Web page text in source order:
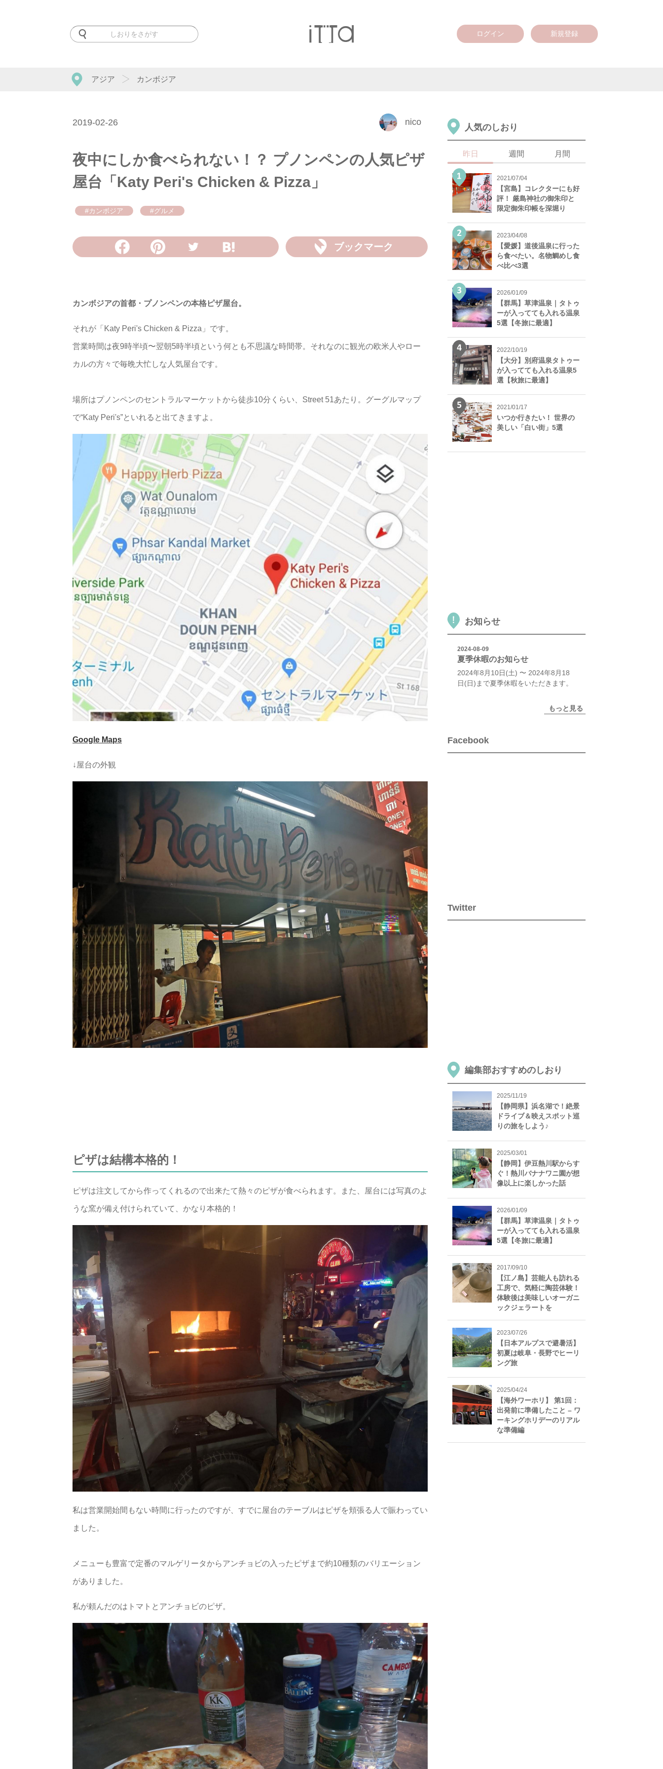
ログイン 新規登録
アジア カンボジア
2019-02-26 nico
夜中にしか食べられない！？ プノンペンの人気ピザ
屋台「Katy Peri's Chicken & Pizza」
#カンボジア #グルメ
ブックマーク
カンボジアの首都・プノンペンの本格ピザ屋台。
それが「Katy Peri's Chicken & Pizza」です。
営業時間は夜9時半頃〜翌朝5時半頃という何とも不思議な時間帯。それなのに観光の欧米人やロー
カルの方々で毎晩大忙しな人気屋台です。
場所はプノンペンのセントラルマーケットから徒歩10分くらい、Street 51あたり。グーグルマップ
で“Katy Peri's”といれると出てきますよ。
Google Maps
↓屋台の外観
ピザは結構本格的！
ピザは注文してから作ってくれるので出来たて熱々のピザが食べられます。また、屋台には写真のよ
うな窯が備え付けられていて、かなり本格的！
私は営業開始間もない時間に行ったのですが、すでに屋台のテーブルはピザを頬張る人で賑わってい
ました。
メニューも豊富で定番のマルゲリータからアンチョビの入ったピザまで約10種類のバリエーション
がありました。
私が頼んだのはトマトとアンチョビのピザ。
人気のしおり
昨日 週間 月間
2021/07/04
【宮島】コレクターにも好
評！ 厳島神社の御朱印と
限定御朱印帳を深堀り
2023/04/08
【愛媛】道後温泉に行った
ら食べたい。名物鯛めし食
べ比べ3選
2026/01/09
【群馬】草津温泉｜タトゥ
ーが入ってても入れる温泉
5選【冬旅に最適】
2022/10/19
【大分】別府温泉タトゥー
が入ってても入れる温泉5
選【秋旅に最適】
2021/01/17
いつか行きたい！ 世界の
美しい「白い街」5選
お知らせ
2024-08-09
夏季休暇のお知らせ
2024年8月10日(土) 〜 2024年8月18
日(日)まで夏季休暇をいただきます。
もっと見る
Facebook
Twitter
編集部おすすめのしおり
2025/11/19
【静岡県】浜名湖で！絶景
ドライブ＆映えスポット巡
りの旅をしよう♪
2025/03/01
【静岡】伊豆熱川駅からす
ぐ！熱川バナナワニ園が想
像以上に楽しかった話
2026/01/09
【群馬】草津温泉｜タトゥ
ーが入ってても入れる温泉
5選【冬旅に最適】
2017/09/10
【江ノ島】芸能人も訪れる
工房で、気軽に陶芸体験！
体験後は美味しいオーガニ
ックジェラートを
2023/07/26
【日本アルプスで避暑活】
初夏は岐阜・長野でヒーリ
ング旅
2025/04/24
【海外ワーホリ】 第1回：
出発前に準備したこと – ワ
ーキングホリデーのリアル
な準備編